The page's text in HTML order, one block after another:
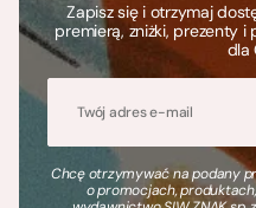
Zapisz się i otrzymaj
premierą, zniżki, prezenty
dla
Chcę otrzymywać na podany
o promocjach,